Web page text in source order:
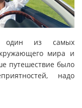
один из самых
мира и
путешествие было
надо